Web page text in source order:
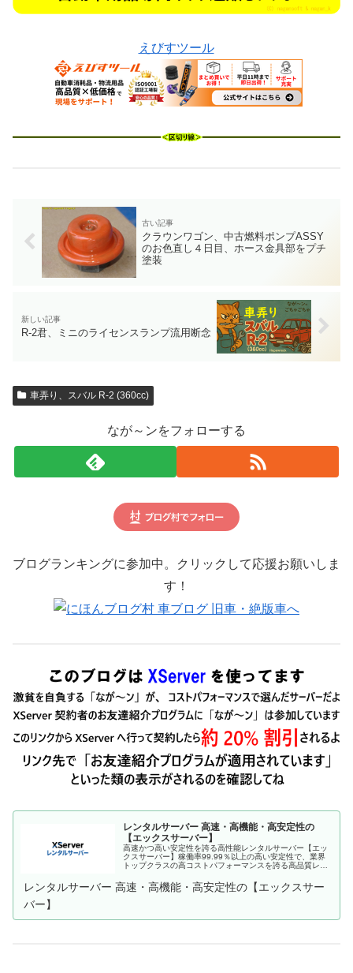
えびすツール
クラウンワゴン、中古燃料ポンプASSY
のお色直し４日目、ホース金具部をプチ
塗装
R-2君、ミニのライセンスランプ流用断念
車弄り、スバル R-2 (360cc)
なが～ンをフォローする
ブログランキングに参加中。クリックして応援お願いしま
す！
レンタルサーバー 高速・高機能・高安定性の
【エックスサーバー】
高速かつ高い安定性を誇る高性能レンタルサーバー【エッ
クスサーバー】稼働率99.99％以上の高い安定性で、業界
トップクラスの高コストパフォーマンスを誇る高品質レン
無料お試し10日間。
レンタルサーバー 高速・高機能・高安定性の【エックスサー
バー】